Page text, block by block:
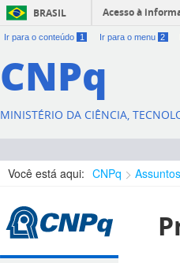
BRASIL Acesso à
Ir para o conteúdo 1 Ir para o menu 2
CNPq
MINISTÉRIO DA CIÊNCIA,
Você está aqui: CNPq Assuntos